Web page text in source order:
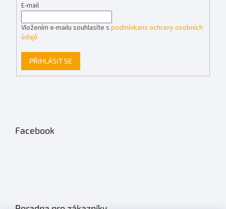
E-mail
Vložením e-mailu souhlasíte s podmínkami ochrany osobních
údajů
PŘIHLÁSIT SE
Facebook